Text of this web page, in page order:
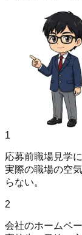
1
応募前職場見学に
実際の職場の空
らない。
2
会社のホームペ